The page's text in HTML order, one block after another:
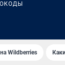
Wildberries